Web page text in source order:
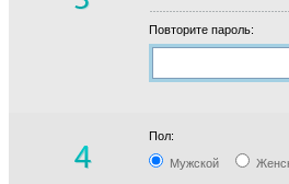
Повторите пароль:
Пол:
Мужской